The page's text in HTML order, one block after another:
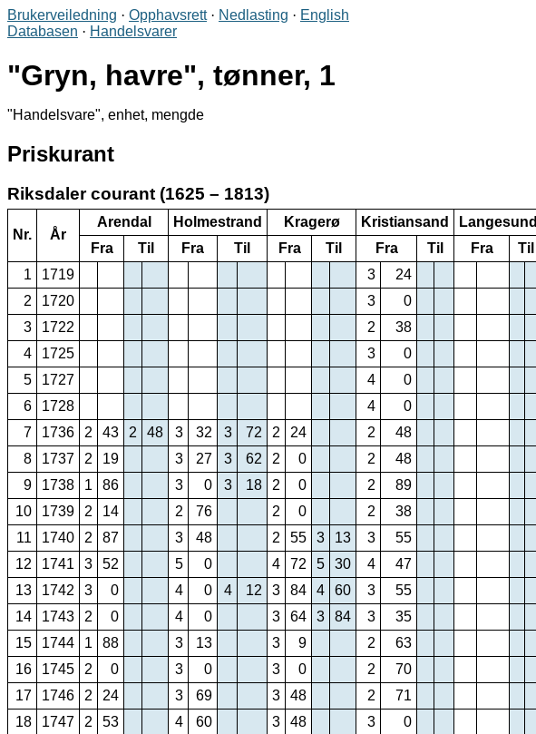
Brukerveiledning · Opphavsrett· Nedlasting · English
Databasen · Handelsvarer
Gryn, havre , tønner, 1
Handelsvare , enhet, mengde
Priskurant
Riksdaler courant (1625 – 1813)
Nr. År
Arendal Holmestrand Kragerø Kristiansand Langesund
Fra
Til Fra Til Fra Til Fra Til Fra Til
1
1719 3 24
2
1720 3 0
3
1722 2 38
4
1725 3 0
5
1727 4 0
6
1728 4 0
7
1736 2 43 2 48 3 32 3 72 2 24 2 48
8
1737 2 19 3 27 3 62 2 0 2 48
9
1738 1 86 3 0 3 18 2 0 2 89
10
1739 2 14 2 76 2 0 2 38
11
1740 2 87 3 48 2 55 3 13 3 55
12
1741 3 52 5 0 4 72 5 30 4 47
13
1742 3 0 4 0 4 12 3 84 4 60 3 55
14
1743 2 0 4 0 3 64 3 84 3 35
15
1744 1 88 3 13 3 9 2 63
16
1745 2 0 3 0 3 0 2 70
17
1746 2 24 3 69 3 48 2 71
18
1747 2 53 4 60 3 48 3 0